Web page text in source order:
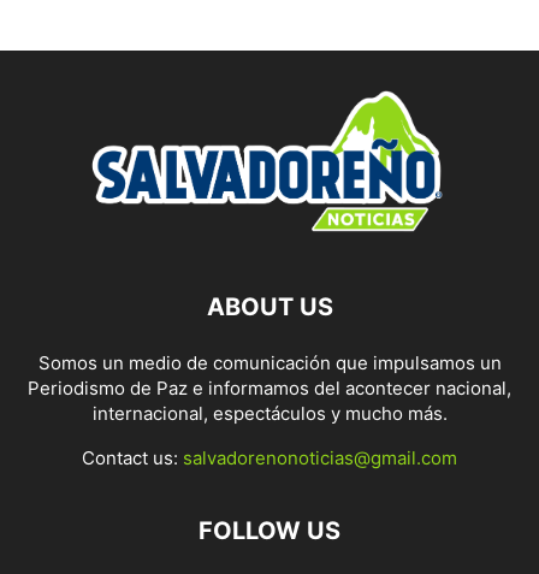
ABOUT US
Somos un medio de comunicación que impulsamos un
Periodismo de Paz e informamos del acontecer nacional,
internacional, espectáculos y mucho más.
Contact us: salvadorenonoticias@gmail.com
FOLLOW US